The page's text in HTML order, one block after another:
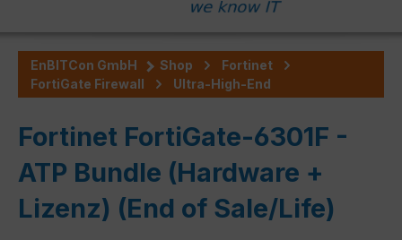
EnBITCon GmbH Shop
Fortinet
FortiGate Firewall
Ultra-High-End
Fortinet FortiGate-6301F -
ATP Bundle (Hardware +
Lizenz) (End of Sale/Life)